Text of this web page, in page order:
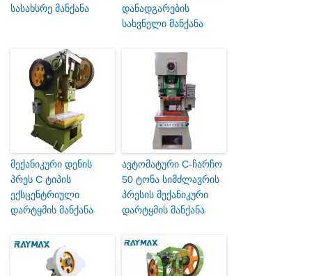
სასახსრე მანქანა
დანადგარების
სახვნელი მანქანა
მექანიკური დენის
პრეს C ტიპის
ექსცენტრიული
დარტყმის მანქანა
ავტომატური C-ჩარჩო
50 ტონა სიმძლავრის
პრესის მექანიკური
დარტყმის მანქანა